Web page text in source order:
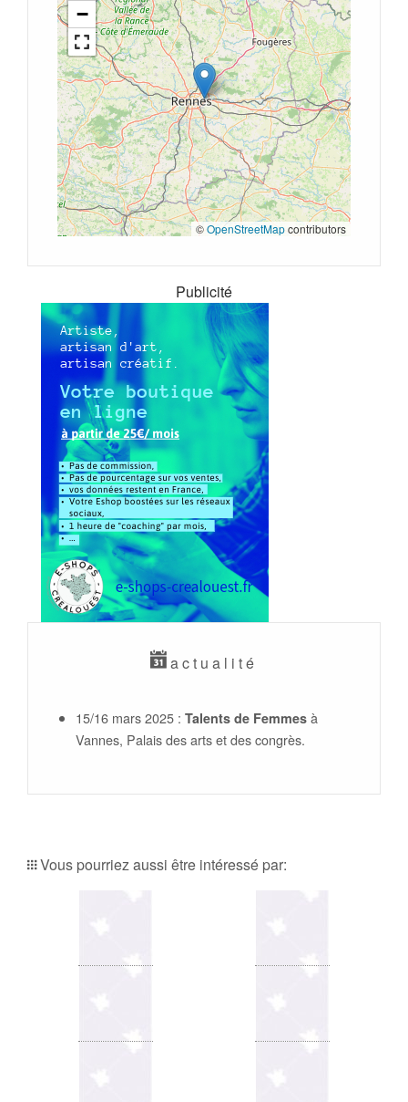
−
©OpenStreetMapcontributors
Publicité
actualité
15/16 mars 2025 : Talents de Femmes à
Vannes, Palais des arts et des congrès.
Vous pourriez aussi être intéressé par: